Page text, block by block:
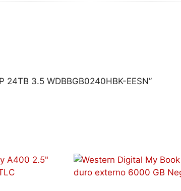
24TB 3.5 WDBBGB0240HBK-EESN”